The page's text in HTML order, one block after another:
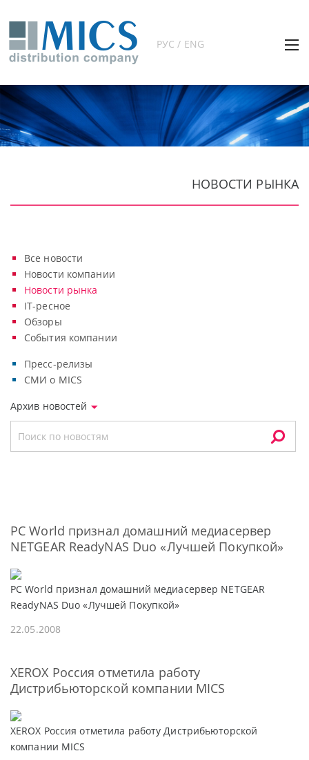
РУС / ENG
НОВОСТИ РЫНКА
Все новости
Новости компании
Новости рынка
IT-ресное
Обзоры
События компании
Пресс-релизы
СМИ о MICS
Архив новостей
PC World признал домашний медиасервер
NETGEAR ReadyNAS Duo «Лучшей Покупкой»
PC World признал домашний медиасервер NETGEAR
ReadyNAS Duo «Лучшей Покупкой»
22.05.2008
ХЕROX Россия отметила работу
Дистрибьюторской компании MICS
ХЕROX Россия отметила работу Дистрибьюторской
компании MICS